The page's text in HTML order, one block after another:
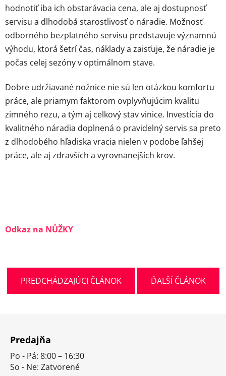
hodnotiť iba ich obstarávacia cena, ale aj dostupnosť
servisu a dlhodobá starostlivosť o náradie. Možnosť
odborného bezplatného servisu predstavuje významnú
výhodu, ktorá šetrí čas, náklady a zaisťuje, že náradie je
počas celej sezóny v optimálnom stave.
Dobre udržiavané nožnice nie sú len otázkou komfortu
práce, ale priamym faktorom ovplyvňujúcim kvalitu
zimného rezu, a tým aj celkový stav vinice. Investícia do
kvalitného náradia doplnená o pravidelný servis sa preto
z dlhodobého hľadiska vracia nielen v podobe ľahšej
práce, ale aj zdravších a vyrovnanejších krov.
Odkaz na NŮŽKY
PREDCHÁDZAJÚCI ČLÁNOK ĎALŠÍ ČLÁNOK
Predajňa
Po - Pá: 8:00 – 16:30
So - Ne: Zatvorené